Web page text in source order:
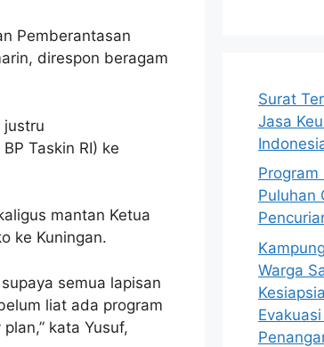
Pemberantasan
direspon beragam
justru
Taskin RI) ke
mantan Ketua
ke Kuningan.
semua lapisan
liat ada program
kata Yusuf,
Surat
Jasa
Program
Puluhan
Warga